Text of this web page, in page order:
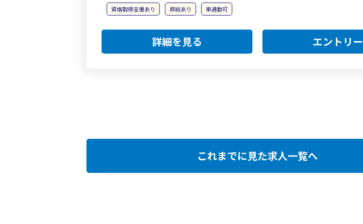
資格取得支援あり 昇給あり 車通勤可
詳細を見る エントリー
これまでに見た求人一覧へ